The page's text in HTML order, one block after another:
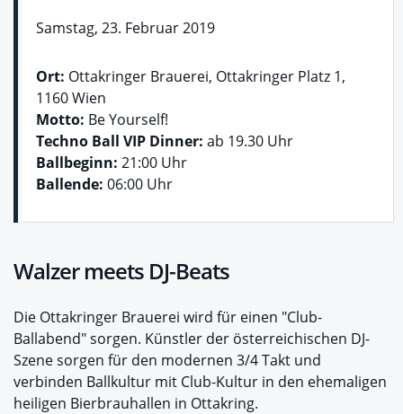
Samstag, 23. Februar 2019
Ort: Ottakringer Brauerei, Ottakringer Platz 1,
1160 Wien
Motto: Be Yourself!
Techno Ball VIP Dinner: ab 19.30 Uhr
Ballbeginn: 21:00 Uhr
Ballende: 06:00 Uhr
Walzer meets DJ-Beats
Die Ottakringer Brauerei wird für einen "Club-
Ballabend" sorgen. Künstler der österreichischen DJ-
Szene sorgen für den modernen 3/4 Takt und
verbinden Ballkultur mit Club-Kultur in den ehemaligen
heiligen Bierbrauhallen in Ottakring.